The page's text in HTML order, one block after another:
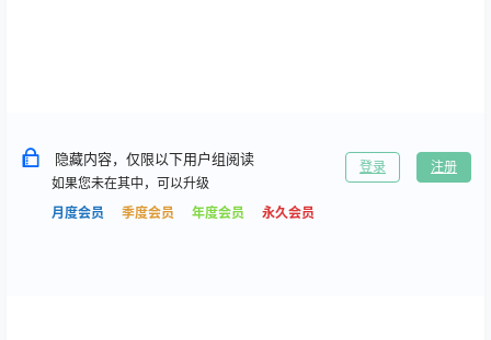
隐藏内容，仅限以下用户组阅读
如果您未在其中，可以升级
月度会员
季度会员 年度会员 永久会员
登录 注册